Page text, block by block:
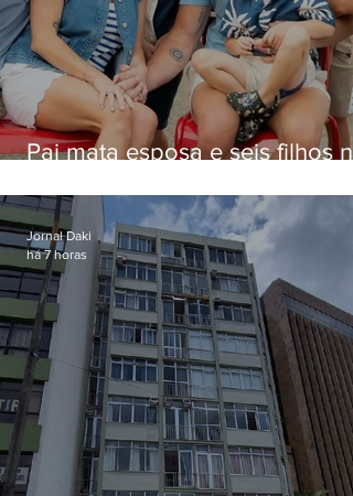
Pai mata esposa e seis filhos
Jornal Daki
há 7 horas